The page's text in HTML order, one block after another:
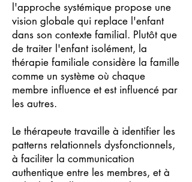
l'approche systémique propose une
vision globale qui replace l'enfant
dans son contexte familial. Plutôt que
de traiter l'enfant isolément, la
thérapie familiale considère la famille
comme un système où chaque
membre influence et est influencé par
les autres.
Le thérapeute travaille à identifier les
patterns relationnels dysfonctionnels,
à faciliter la communication
authentique entre les membres, et à